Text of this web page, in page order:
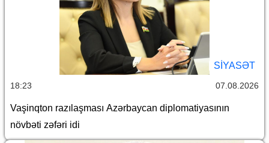
SİYASƏT
18:23 07.08.2026
Vaşinqton razılaşması Azərbaycan diplomatiyasının
növbəti zəfəri idi